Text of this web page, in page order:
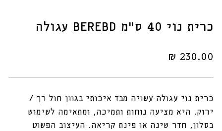
כרית נוי 40 ס"מ BEREBD עגולה
מחיר
230.00 ₪
כרית נוי עגולה עשויה מבד איכותי בגוון חול רך /
ירוק. היא מציעה נוחות ותמיכה, ומתאימה לשימוש
בסלון, חדר שינה או פינת קריאה. העיצוב הפשוט